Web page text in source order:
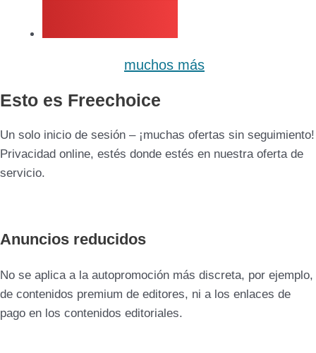
muchos más
Esto es Freechoice
Un solo inicio de sesión – ¡muchas ofertas sin seguimiento!
Privacidad online, estés donde estés en nuestra oferta de
servicio.
Anuncios reducidos
No se aplica a la autopromoción más discreta, por ejemplo,
de contenidos premium de editores, ni a los enlaces de
pago en los contenidos editoriales.